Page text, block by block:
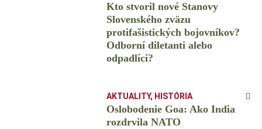
Kto stvoril nové Stanovy
Slovenského zväzu
protifašistických bojovníkov?
Odborní diletanti alebo
odpadlíci?
AKTUALITY, HISTÓRIA
Oslobodenie Goa: Ako India
rozdrvila NATO